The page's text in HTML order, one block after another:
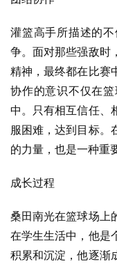
灌篮高手所描述的
争。面对那些强敌时
精神，最终都在比赛
协作的意识不仅在
中。只有相互信任、
服困难，达到目标。
的力量，也是一种重
成长过程
桑田南光在篮球场上
在学生生活中，他是
积累和沉淀，他逐渐